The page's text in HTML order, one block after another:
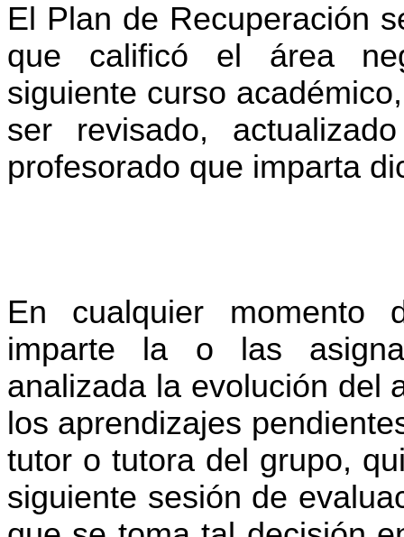
El Plan de Recuperación
que calificó el área
siguiente curso
ser revisado,
profesorado que imparta
En cualquier momento
imparte la o las
analizada la evolución del
los aprendizajes
tutor o tutora del grupo,
siguiente sesión de